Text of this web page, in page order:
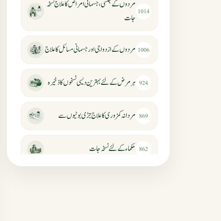
1014
مردوں کے جنسی، جسمانی امراض کا علاج نسخہ
جات
1006 مردوں کے ازدواجی اور جسمانی مسائل کا علاج
924 ہر مرض کے لئے بہترین دیسی نسخوں کا ذخیرہ
869 مردانہ کمزوری کا علاج جڑی بوٹیوں سے
862 حکماء کےلئے نسخہ جات